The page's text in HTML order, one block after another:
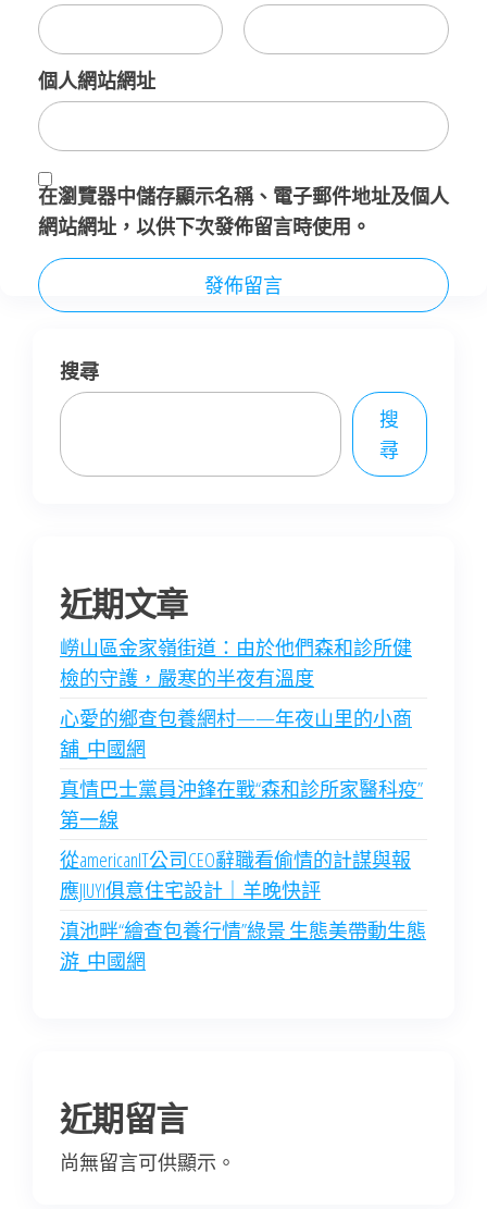
個人網站網址
在瀏覽器中儲存顯示名稱、電子郵件地址及個人
網站網址，以供下次發佈留言時使用。
搜尋
搜
尋
近期文章
嶗山區金家嶺街道：由於他們森和診所健
檢的守護，嚴寒的半夜有溫度
心愛的鄉查包養網村——年夜山里的小商
舖_中國網
真情巴士黨員沖鋒在戰“森和診所家醫科疫”
第一線
從americanIT公司CEO辭職看偷情的計謀與報
應JIUYI俱意住宅設計｜羊晚快評
滇池畔“繪查包養行情”綠景 生態美帶動生態
游_中國網
近期留言
尚無留言可供顯示。